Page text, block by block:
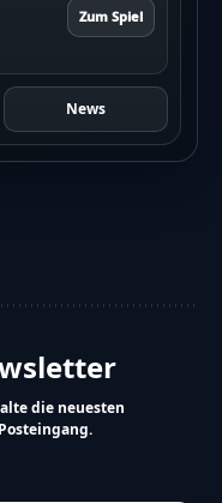
for
Zum Spiel
News
die neuesten